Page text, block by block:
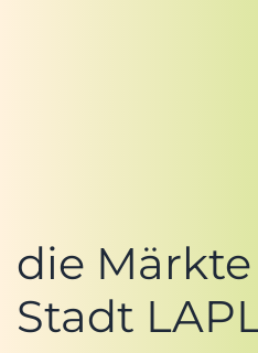
die
Stadt